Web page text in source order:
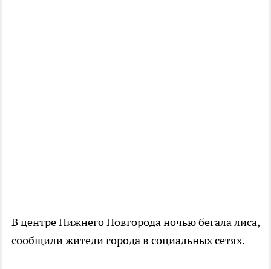
В центре Нижнего Новгорода ночью бегала лиса,
сообщили жители города в социальных сетях.